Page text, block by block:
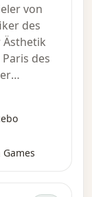
von
des
Ästhetik
des
Die
Stadt
Games